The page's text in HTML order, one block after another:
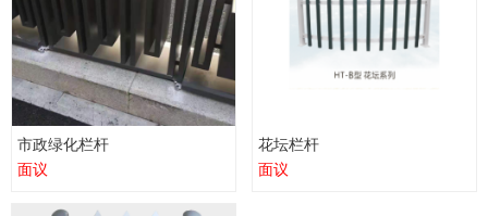
市政绿化栏杆
面议
花坛栏杆
面议